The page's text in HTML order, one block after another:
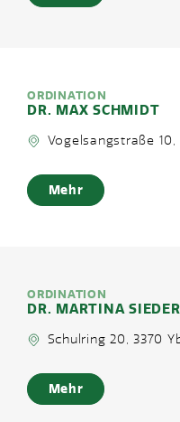
ORDINATION
DR. MAX SCHMIDT
Vogelsangstraße
Mehr
ORDINATION
DR. MARTINA SIEDER
Schulring 20, 3370
Mehr